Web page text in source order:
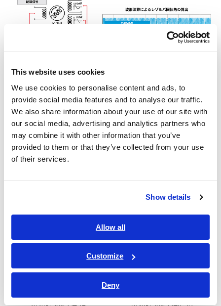
This website uses cookies
We use cookies to personalise content and ads, to
provide social media features and to analyse our traffic.
We also share information about your use of our site with
our social media, advertising and analytics partners who
may combine it with other information that you’ve
provided to them or that they’ve collected from your use
of their services.
Show details
Allow all
Customize
Deny
メモリハイコーダ MR6000と関連オプションの使用例
モーターの試験方法：生産工程
ます。高精度な抵抗計を使って測定すれば、線材の太さや巻き